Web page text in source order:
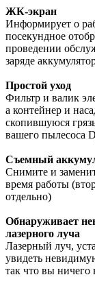
ЖК-экран
Информирует о
посекундное
проведении
заряде
Простой уход
Фильтр и валик
а контейнер и
скопившуюся
вашего пылесоса
Съемный
Снимите и
время работы
отдельно)
Обнаруживает
лазерного луча
Лазерный луч,
увидеть
так что вы ничего